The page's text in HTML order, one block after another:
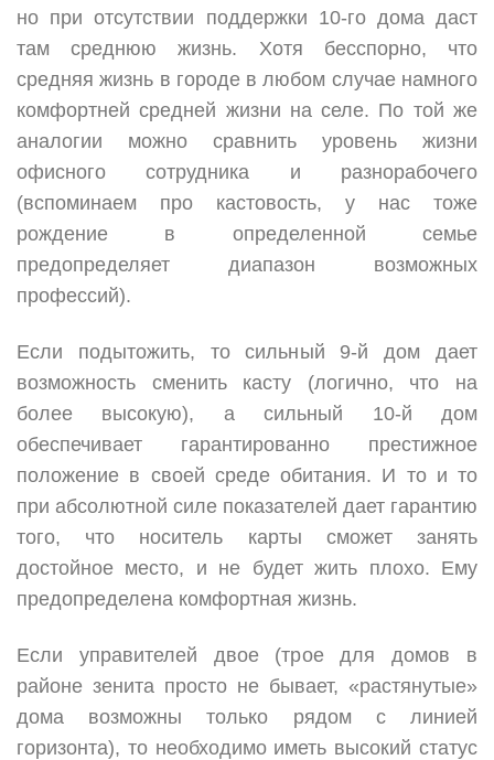
но при отсутствии поддержки 10-го дома даст
там среднюю жизнь. Хотя бесспорно, что
средняя жизнь в городе в любом случае намного
комфортней средней жизни на селе. По той же
аналогии можно сравнить уровень жизни
офисного сотрудника и разнорабочего
(вспоминаем про кастовость, у нас тоже
рождение в определенной семье
предопределяет диапазон возможных
профессий).
Если подытожить, то сильный 9-й дом дает
возможность сменить касту (логично, что на
более высокую), а сильный 10-й дом
обеспечивает гарантированно престижное
положение в своей среде обитания. И то и то
при абсолютной силе показателей дает гарантию
того, что носитель карты сможет занять
достойное место, и не будет жить плохо. Ему
предопределена комфортная жизнь.
Если управителей двое (трое для домов в
районе зенита просто не бывает, «растянутые»
дома возможны только рядом с линией
горизонта), то необходимо иметь высокий статус